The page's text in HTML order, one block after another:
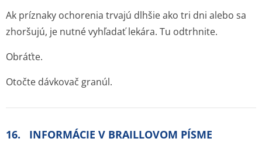
Ak príznaky ochorenia trvajú dlhšie ako tri dni alebo sa
zhoršujú, je nutné vyhľadať lekára. Tu odtrhnite.
Obráťte.
Otočte dávkovač granúl.
16. INFORMÁCIE V BRAILLOVOM PÍSME